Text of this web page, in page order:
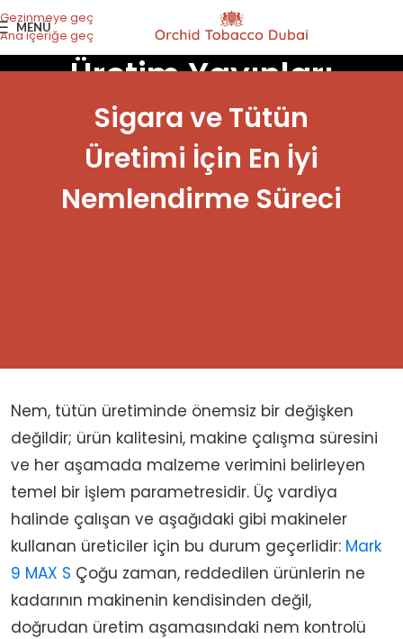
Gezinmeye geç
Ana içeriğe geç
MENÜ
Üretim Yayınları
Sigara ve Tütün
Üretimi İçin En İyi
Nemlendirme Süreci
Nem, tütün üretiminde önemsiz bir değişken
değildir; ürün kalitesini, makine çalışma süresini
ve her aşamada malzeme verimini belirleyen
temel bir işlem parametresidir. Üç vardiya
halinde çalışan ve aşağıdaki gibi makineler
kullanan üreticiler için bu durum geçerlidir: Mark
9 MAX S Çoğu zaman, reddedilen ürünlerin ne
kadarının makinenin kendisinden değil,
doğrudan üretim aşamasındaki nem kontrolü